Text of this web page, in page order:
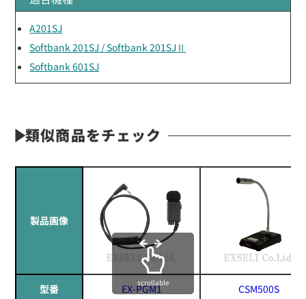
A201SJ
Softbank 201SJ / Softbank 201SJⅡ
Softbank 601SJ
類似商品をチェック
製品画像
型番 EX-PGM1 CSM500S
scrollable